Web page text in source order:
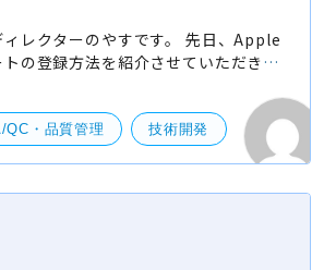
ターのやすです。 先日、Apple
の登録方法を紹介させていただきま
が、自分での投稿の方法はわかった！
QC・品質管理 技術開発